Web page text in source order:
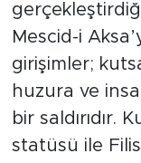
gerçekleştirdiği
Mescid-i
girişimler;
huzura ve
bir saldırıdır.
statüsü ile